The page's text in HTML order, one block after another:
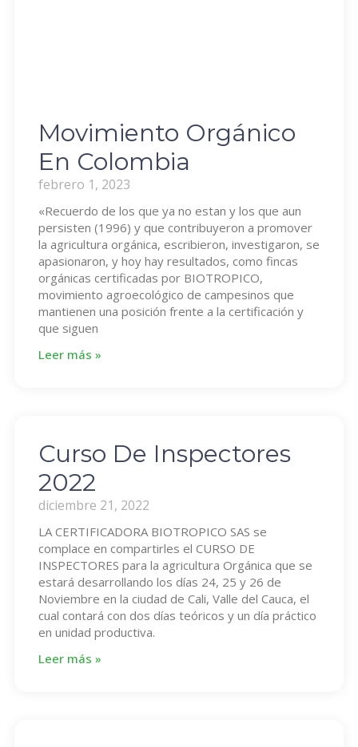
Movimiento Orgánico
En Colombia
febrero 1, 2023
«Recuerdo de los que ya no estan y los que aun
persisten (1996) y que contribuyeron a promover
la agricultura orgánica, escribieron, investigaron, se
apasionaron, y hoy hay resultados, como fincas
orgánicas certificadas por BIOTROPICO,
movimiento agroecológico de campesinos que
mantienen una posición frente a la certificación y
que siguen
Leer más »
Curso De Inspectores
2022
diciembre 21, 2022
LA CERTIFICADORA BIOTROPICO SAS se
complace en compartirles el CURSO DE
INSPECTORES para la agricultura Orgánica que se
estará desarrollando los días 24, 25 y 26 de
Noviembre en la ciudad de Cali, Valle del Cauca, el
cual contará con dos días teóricos y un día práctico
en unidad productiva.
Leer más »